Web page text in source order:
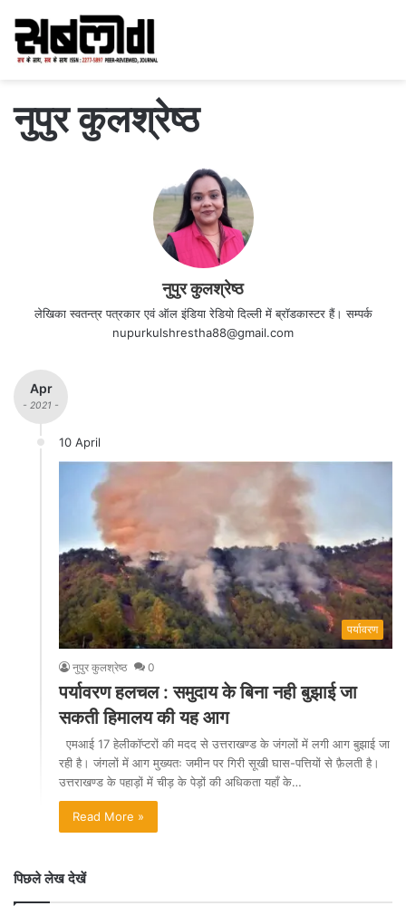
नुपुर कुलश्रेष्ठ
नुपुर कुलश्रेष्ठ
लेखिका स्वतन्त्र पत्रकार एवं ऑल इंडिया रेडियो दिल्ली में ब्रॉडकास्टर हैं। सम्पर्क
nupurkulshrestha88@gmail.com
Apr
- 2021 -
10 April
पर्यावरण
नुपुर कुलश्रेष्ठ 0
पर्यावरण हलचल : समुदाय के बिना नही बुझाई जा
सकती हिमालय की यह आग
एमआई 17 हेलीकॉप्टरों की मदद से उत्तराखण्ड के जंगलों में लगी आग बुझाई जा
रही है। जंगलों में आग मुख्यतः जमीन पर गिरी सूखी घास-पत्तियों से फ़ैलती है।
उत्तराखण्ड के पहाड़ों में चीड़ के पेड़ों की अधिकता यहाँ के…
Read More »
पिछले लेख देखें